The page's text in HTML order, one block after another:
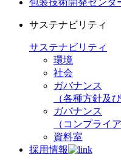
包装技術開発センタ
サステナビリティ
サステナビリティ
環境
社会
ガバナンス
（各種方針及
ガバナンス
（コンプライ
資料室
採用情報